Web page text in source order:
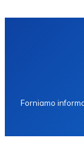
Forniamo